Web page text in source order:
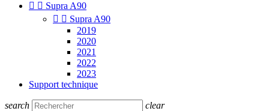
  Supra A90
  Supra A90
2019
2020
2021
2022
2023
Support technique
search
clear